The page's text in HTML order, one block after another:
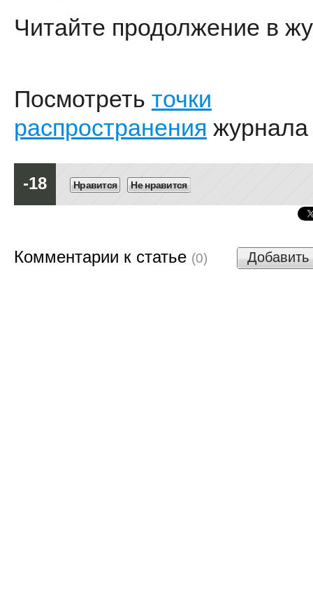
Читайте продолжение в
Посмотреть точки
распространения
-18 Нравится Не нравится
Комментарии к статье (0)